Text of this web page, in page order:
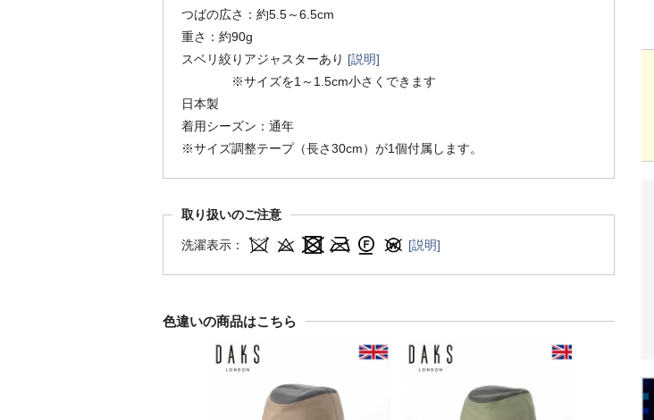
つばの広さ：約5.5～6.5cm
重さ：約90g
スベリ絞りアジャスターあり [説明]
※サイズを1～1.5cm小さくできます
日本製
着用シーズン：通年
※サイズ調整テープ（長さ30cm）が1個付属します。
取り扱いのご注意
洗濯表示： [説明]
色違いの商品はこちら